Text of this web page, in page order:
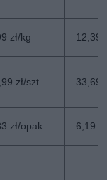
zł/kg 12,39
zł/szt. 33,69
zł/opak. 6,19